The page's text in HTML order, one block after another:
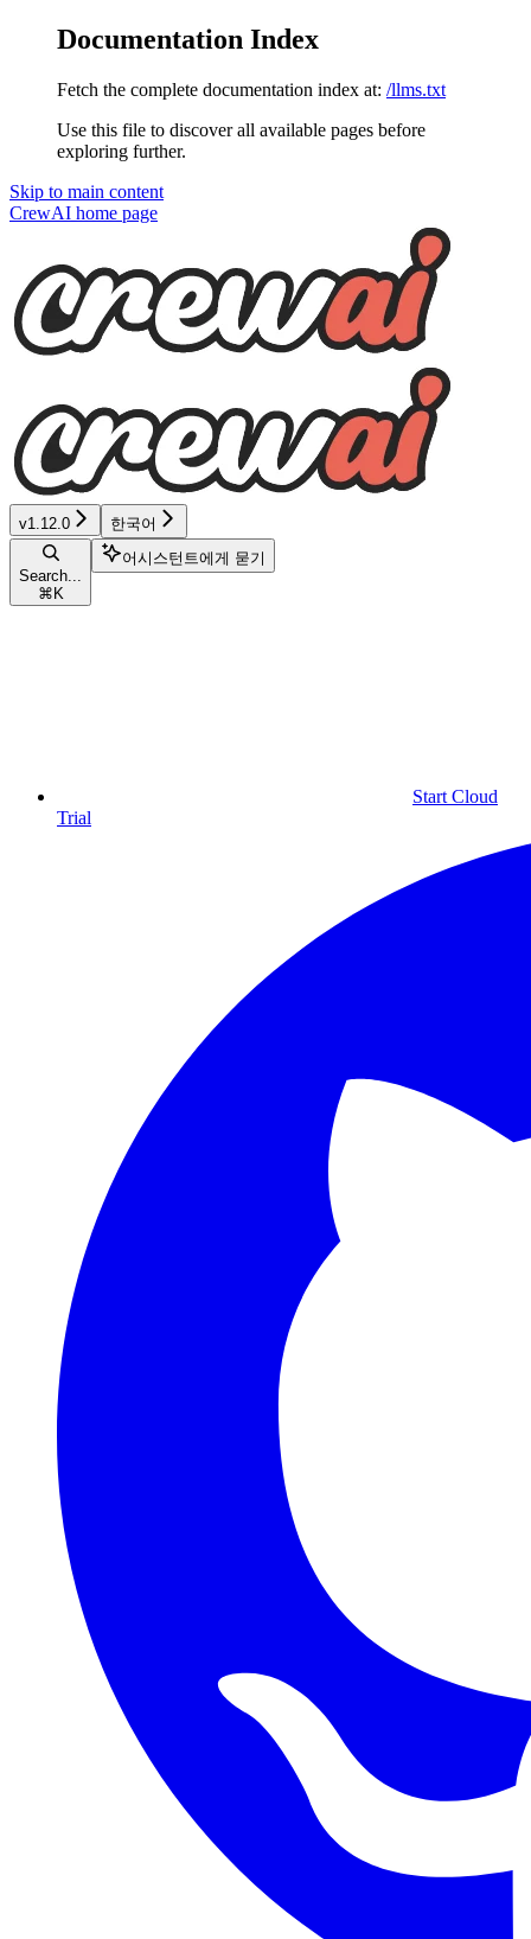
Documentation Index
Fetch the complete documentation index at: /llms.txt
Use this file to discover all available pages before
exploring further.
Skip to main content
CrewAI home page
v1.12.0 한국어
Search...
⌘ K
어시스턴트에게 묻기
Start Cloud
Trial